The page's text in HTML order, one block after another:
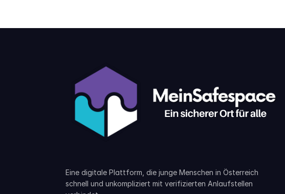
Eine digitale Plattform, die junge Menschen in Österreich
schnell und unkompliziert mit verifizierten Anlaufstellen